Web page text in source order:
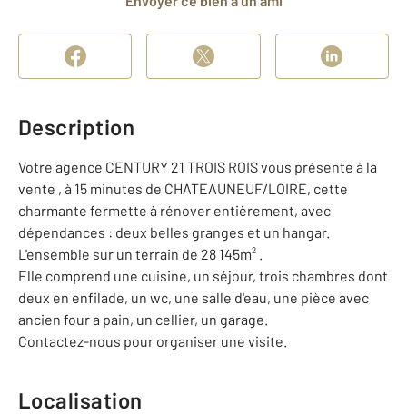
Description
Votre agence CENTURY 21 TROIS ROIS vous présente à la
vente , à 15 minutes de CHATEAUNEUF/LOIRE, cette
charmante fermette à rénover entièrement, avec
dépendances : deux belles granges et un hangar.
L'ensemble sur un terrain de 28 145m² .
Elle comprend une cuisine, un séjour, trois chambres dont
deux en enfilade, un wc, une salle d'eau, une pièce avec
ancien four a pain, un cellier, un garage.
Contactez-nous pour organiser une visite.
Localisation